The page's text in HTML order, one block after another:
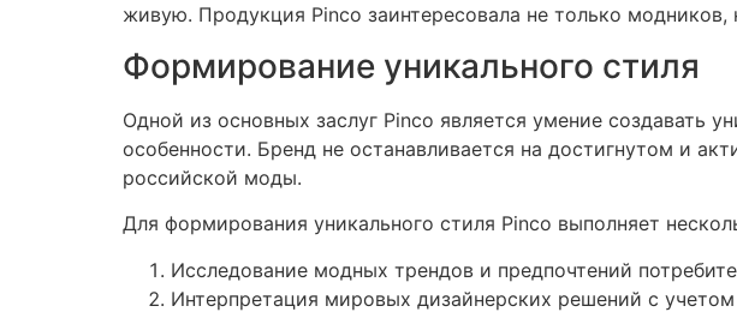
живую. Продукция Pinco заинтересовала не только
Формирование уникального стиля
Одной из основных заслуг Pinco является умение создавать
особенности. Бренд не останавливается на достигнутом и
российской моды.
Для формирования уникального стиля Pinco выполняет
Исследование модных трендов и предпочтений
Интерпретация мировых дизайнерских решений с учетом